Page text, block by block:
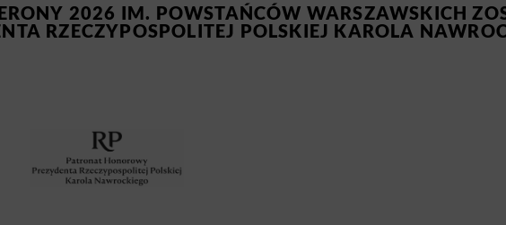
2026 IM. POWSTAŃCÓW WARSZAWSKICH
RZECZYPOSPOLITEJ POLSKIEJ KAROLA